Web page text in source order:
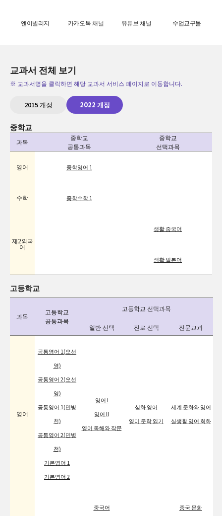
엔이빌리지 카카오톡 채널 유튜브 채널 수업교구몰
교과서 전체 보기
※ 교과서명을 클릭하면 해당 교과서 서비스 페이지로 이동합니다.
2015 개정 2022 개정
중학교
과목
중학교
공통과목
중학교
선택과목
영어 중학영어 1
수학 중학수학 1
제2외국
어
생활 중국어
생활 일본어
고등학교
과목
고등학교
공통과목
고등학교 선택과목
일반 선택 진로 선택 전문교과
영어
공통영어 1(오선
영)
공통영어 2(오선
영)
공통영어 1(민병
천)
공통영어 2(민병
천)
기본영어 1
기본영어 2
영어 I
영어 II
영어 독해와 작문
심화 영어
영미 문학 읽기
세계 문화와 영어
실생활 영어 회화
중국어 중국 문화